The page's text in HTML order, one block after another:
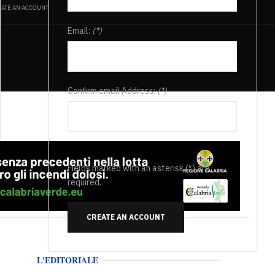
AN ACCOUNT
Email: (*)
Confirm email Address:(*)
Fields marked with an asterisk (*) are
required.
CREATE AN ACCOUNT
L'EDITORIALE